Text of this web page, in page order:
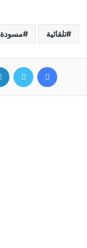
تلقائية مسودة
فيسبوك تويتر